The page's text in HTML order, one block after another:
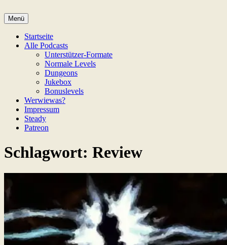
Inhalt
springen
Game Not Over
Menü
Startseite
Alle Podcasts
Unterstützer-Formate
Normale Levels
Dungeons
Jukebox
Bonuslevels
Werwiewas?
Impressum
Steady
Patreon
Schlagwort: Review